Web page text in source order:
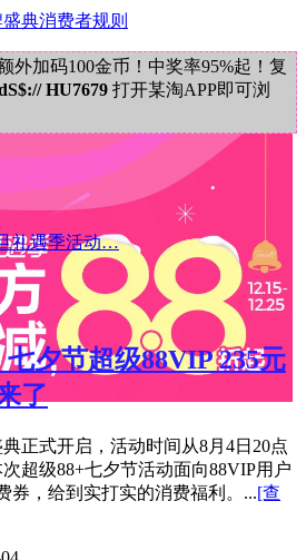
典消费者规则
外加码100金币！中奖率95%起！复
HU7679 打开某淘APP即可浏
礼遇季活动…
夕节超级88VIP 235元
了
正式开启，活动时间从8月4日20点
超级88+七夕节活动面向88VIP用户
券，给到实打实的消费福利。...[查